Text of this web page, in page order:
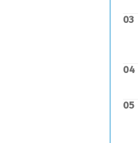
03
04
05